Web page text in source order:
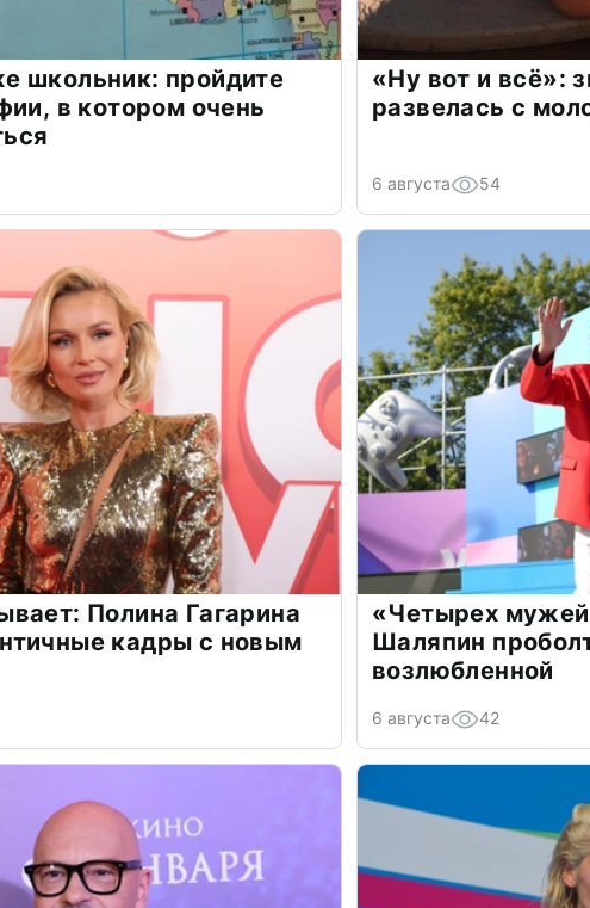
школьник: пройдите
в котором очень
«Ну вот и всё»:
развелась с
6 августа 54
Полина Гагарина
кадры с новым
«Четырех
Шаляпин
возлюбленной
6 августа 42